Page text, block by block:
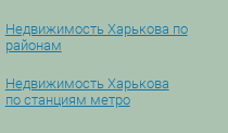
Недвижимость Харькова по
районам
Недвижимость Харькова
по станциям метро